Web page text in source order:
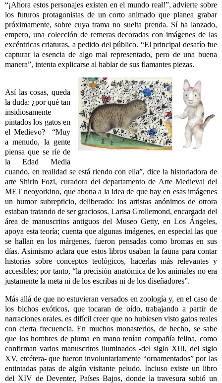
“¡Ahora estos personajes existen en el mundo real!”, advierte sobre
los futuros protagonistas de un corto animado que planea grabar
próximamente, sobre cuya trama no suelta prenda. Sí ha lanzado,
empero, una colección de remeras decoradas con imágenes de las
excéntricas criaturas, a pedido del público. “El principal desafío fue
capturar la esencia de algo mal representado, pero de una buena
manera”, intenta explicarse al hablar de sus flamantes piezas.
Así las cosas, queda
la duda: ¿por qué tan
insidiosamente
pintados los gatos en
el Medievo?
“Muy
a menudo, la gente
piensa que se ríe de
la Edad Media
cuando, en realidad se está riendo con ella”, dice la historiadora de
arte Shirin Fozi, curadora del departamento de Arte Medieval del
MET neoyorkino, que abona a la idea de que hay en esas imágenes
un humor subrepticio, deliberado: los artistas anónimos de otrora
estaban tratando de ser graciosos. Larisa Grollemond, encargada del
área de manuscritos antiguos del Museo Getty, en Los Ángeles,
apoya esta teoría; cuenta que algunas imágenes, en especial las que
se hallan en los márgenes, fueron pensadas como bromas en sus
días. Asimismo aclara que estos libros usaban la fauna para contar
historias sobre conceptos teológicos, hacerlas más relevantes y
accesibles; por tanto, “la precisión anatómica de los animales no era
justamente la meta ni de los escribas ni de los diseñadores”.
Más allá de que no estuvieran versados en zoología y, en el caso de
los bichos exóticos, que tocaran de oído, trabajando a partir de
narraciones orales, es difícil creer que no hubiesen visto gatos reales
con cierta frecuencia. En muchos monasterios, de hecho, se sabe
que los hombres de pluma en mano tenían compañía felina, como
confirman varios manuscritos iluminados -del siglo XIII, del siglo
XV, etcétera- que fueron involuntariamente “ornamentados” por las
entintadas patas de algún visitante peludo. Incluso existe un libro
del XIV de Deventer, Países Bajos, donde la travesura subió un